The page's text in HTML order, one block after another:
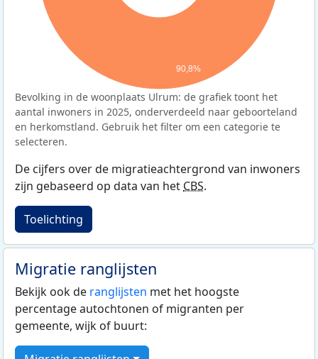
90,8%
Bevolking in de woonplaats Ulrum: de grafiek toont het
aantal inwoners in 2025, onderverdeeld naar geboorteland
en herkomstland. Gebruik het filter om een categorie te
selecteren.
De cijfers over de migratieachtergrond van inwoners
zijn gebaseerd op data van het CBS.
Toelichting
Migratie ranglijsten
Bekijk ook de ranglijsten met het hoogste
percentage autochtonen of migranten per
gemeente, wijk of buurt: